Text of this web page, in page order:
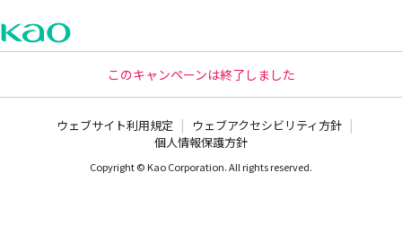
このキャンペーンは終了しました
ウェブサイト利用規定 | ウェブアクセシビリティ方針 |
個人情報保護方針
Copyright © Kao Corporation. All rights reserved.